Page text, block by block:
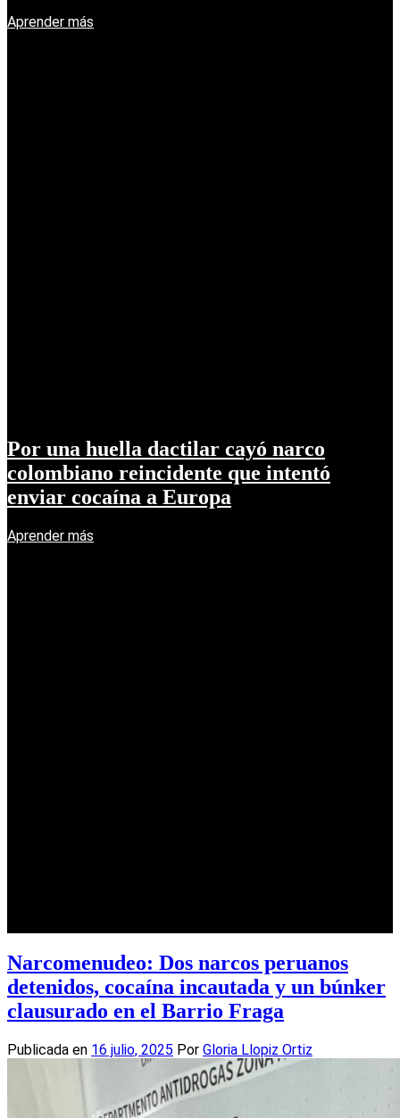
Aprender más
Por una huella dactilar cayó narco
colombiano reincidente que intentó
enviar cocaína a Europa
Aprender más
Narcomenudeo: Dos narcos peruanos
detenidos, cocaína incautada y un búnker
clausurado en el Barrio Fraga
Publicada en 16 julio, 2025 Por Gloria Llopiz Ortiz